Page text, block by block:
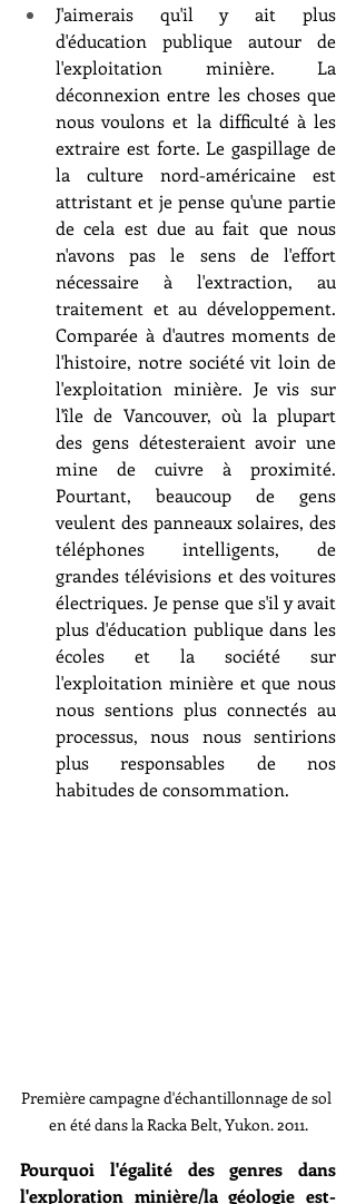
J'aimerais qu'il y ait plus
d'éducation publique autour de
l'exploitation minière. La
déconnexion entre les choses que
nous voulons et la difficulté à les
extraire est forte. Le gaspillage de
la culture nord-américaine est
attristant et je pense qu'une partie
de cela est due au fait que nous
n'avons pas le sens de l'effort
nécessaire à l'extraction, au
traitement et au développement.
Comparée à d'autres moments de
l'histoire, notre société vit loin de
l'exploitation minière. Je vis sur
l'île de Vancouver, où la plupart
des gens détesteraient avoir une
mine de cuivre à proximité.
Pourtant, beaucoup de gens
veulent des panneaux solaires, des
téléphones intelligents, de
grandes télévisions et des voitures
électriques. Je pense que s'il y avait
plus d'éducation publique dans les
écoles et la société sur
l'exploitation minière et que nous
nous sentions plus connectés au
processus, nous nous sentirions
plus responsables de nos
habitudes de consommation.
Première campagne d'échantillonnage de sol
en été dans la Racka Belt, Yukon. 2011.
Pourquoi l'égalité des genres dans
l'exploration minière/la géologie est-